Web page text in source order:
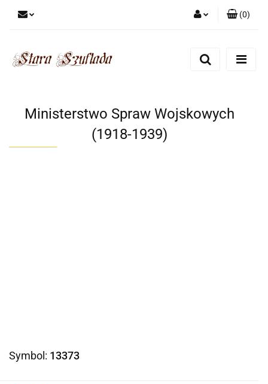
Zarejestruj się
(0)
Ministerstwo Spraw Wojskowych
(1918-1939)
Symbol: 13373